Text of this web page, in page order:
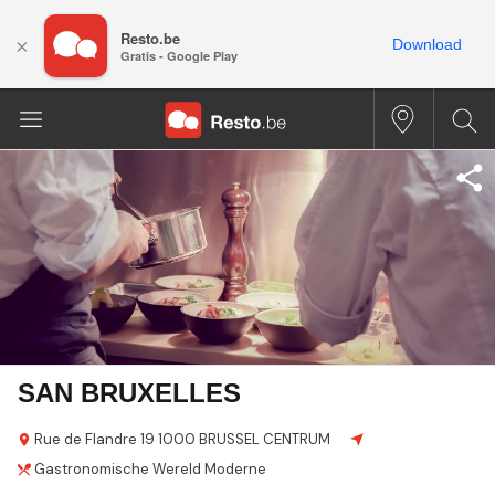
SAN BRUXELLES
Rue de Flandre 19 1000 BRUSSEL CENTRUM
Gastronomische Wereld Moderne
× Resto.be
Gratis - Google Play
Download